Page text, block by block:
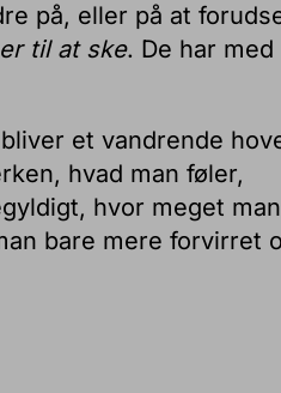
på, eller på at
til at ske. De har med
et vandrende
hvad man føler,
hvor meget man
bare mere forvirret